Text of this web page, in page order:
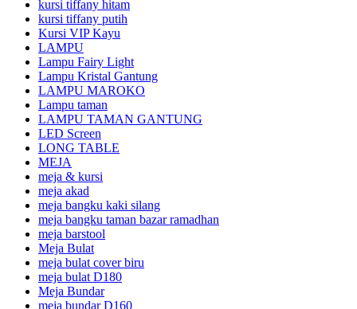
kursi tiffany hitam
kursi tiffany putih
Kursi VIP Kayu
LAMPU
Lampu Fairy Light
Lampu Kristal Gantung
LAMPU MAROKO
Lampu taman
LAMPU TAMAN GANTUNG
LED Screen
LONG TABLE
MEJA
meja & kursi
meja akad
meja bangku kaki silang
meja bangku taman bazar ramadhan
meja barstool
Meja Bulat
meja bulat cover biru
meja bulat D180
Meja Bundar
meja bundar D160